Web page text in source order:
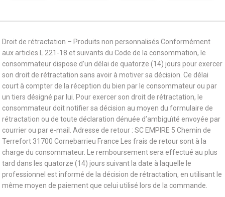
Droit de rétractation – Produits non personnalisés Conformément
aux articles L.221-18 et suivants du Code de la consommation, le
consommateur dispose d’un délai de quatorze (14) jours pour exercer
son droit de rétractation sans avoir à motiver sa décision. Ce délai
court à compter de la réception du bien par le consommateur ou par
un tiers désigné par lui. Pour exercer son droit de rétractation, le
consommateur doit notifier sa décision au moyen du formulaire de
rétractation ou de toute déclaration dénuée d’ambiguïté envoyée par
courrier ou par e-mail. Adresse de retour : SC EMPIRE 5 Chemin de
Terrefort 31700 Cornebarrieu France Les frais de retour sont à la
charge du consommateur. Le remboursement sera effectué au plus
tard dans les quatorze (14) jours suivant la date à laquelle le
professionnel est informé de la décision de rétractation, en utilisant le
même moyen de paiement que celui utilisé lors de la commande.